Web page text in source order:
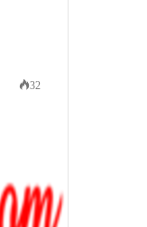
32